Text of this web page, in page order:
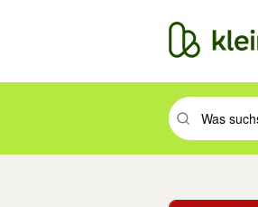
Suchbegriff